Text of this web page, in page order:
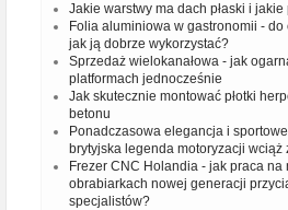
Jakie warstwy ma dach płaski i jakie
Folia aluminiowa w gastronomii - do
jak ją dobrze wykorzystać?
Sprzedaż wielokanałowa - jak
platformach jednocześnie
Jak skutecznie montować płotki
betonu
Ponadczasowa elegancja i
brytyjska legenda motoryzacji wciąż
Frezer CNC Holandia - jak praca na
obrabiarkach nowej generacji
specjalistów?